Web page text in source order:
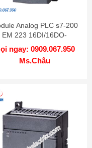
Analog PLC s7-200
EM 223 16DI/16DO-
1BL22-0XA0
ngay: 0909.067.950
Ms.Châu